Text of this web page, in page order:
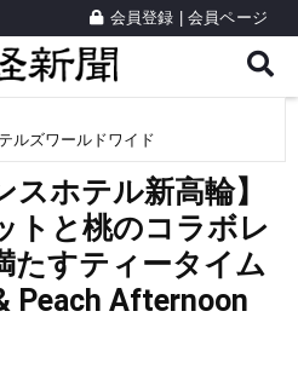
会員登録 会員ページ
ルズワールドワイド
スホテル新高輪】
トと桃のコラボレ
たすティータイム
Peach Afternoon